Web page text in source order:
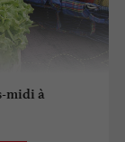
midi à